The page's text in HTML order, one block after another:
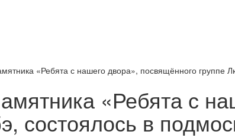
«Ребята с нашего двора», посвящённого группе
«Ребята с
состоялось в